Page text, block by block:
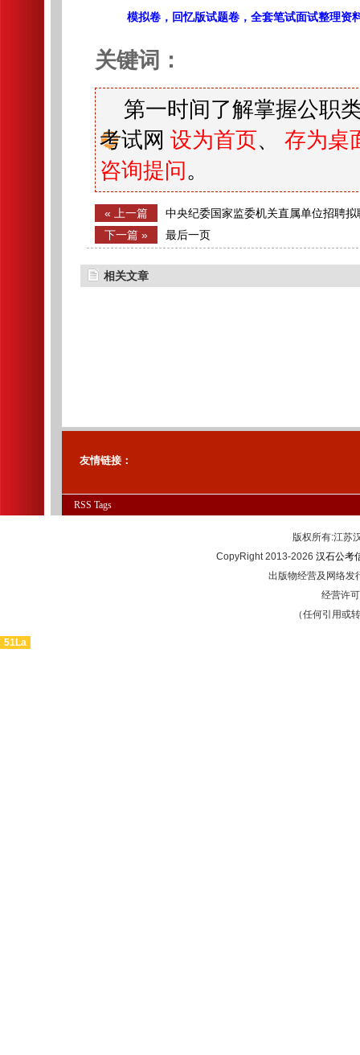
模拟卷，回忆版试题卷，全套笔试面试整理资
关键词：
第一时间了解掌握公职
考试网 设为首页、 存为桌
咨询提问 。
« 上一篇
中央纪委国家监委机关直属单位招聘
下一篇 »
最后一页
相关文章
友情链接：
RSS Tags
版权所有:江
CopyRight 2013-2026 汉石公考
出版物经营及网络发
经营许
（任何引用或
51La